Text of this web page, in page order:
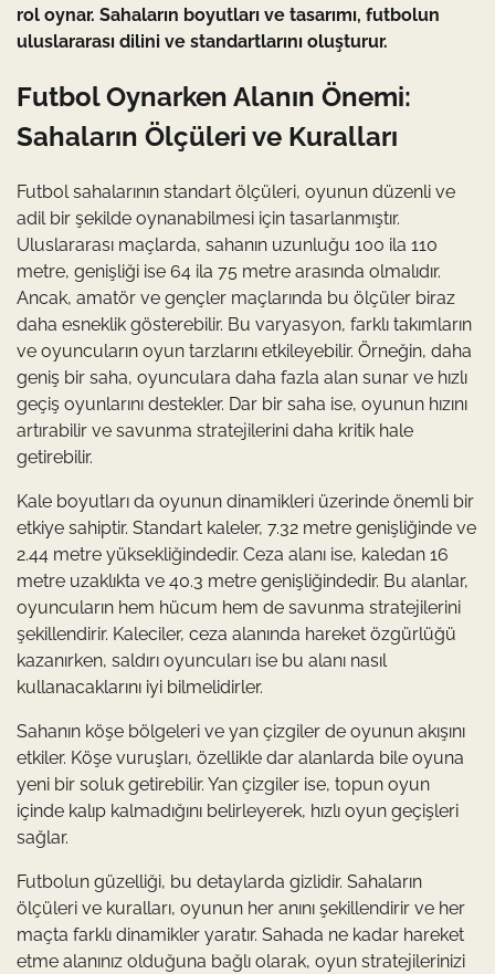
rol oynar. Sahaların boyutları ve tasarımı, futbolun
uluslararası dilini ve standartlarını oluşturur.
Futbol Oynarken Alanın Önemi:
Sahaların Ölçüleri ve Kuralları
Futbol sahalarının standart ölçüleri, oyunun düzenli ve
adil bir şekilde oynanabilmesi için tasarlanmıştır.
Uluslararası maçlarda, sahanın uzunluğu 100 ila 110
metre, genişliği ise 64 ila 75 metre arasında olmalıdır.
Ancak, amatör ve gençler maçlarında bu ölçüler biraz
daha esneklik gösterebilir. Bu varyasyon, farklı takımların
ve oyuncuların oyun tarzlarını etkileyebilir. Örneğin, daha
geniş bir saha, oyunculara daha fazla alan sunar ve hızlı
geçiş oyunlarını destekler. Dar bir saha ise, oyunun hızını
artırabilir ve savunma stratejilerini daha kritik hale
getirebilir.
Kale boyutları da oyunun dinamikleri üzerinde önemli bir
etkiye sahiptir. Standart kaleler, 7.32 metre genişliğinde ve
2.44 metre yüksekliğindedir. Ceza alanı ise, kaledan 16
metre uzaklıkta ve 40.3 metre genişliğindedir. Bu alanlar,
oyuncuların hem hücum hem de savunma stratejilerini
şekillendirir. Kaleciler, ceza alanında hareket özgürlüğü
kazanırken, saldırı oyuncuları ise bu alanı nasıl
kullanacaklarını iyi bilmelidirler.
Sahanın köşe bölgeleri ve yan çizgiler de oyunun akışını
etkiler. Köşe vuruşları, özellikle dar alanlarda bile oyuna
yeni bir soluk getirebilir. Yan çizgiler ise, topun oyun
içinde kalıp kalmadığını belirleyerek, hızlı oyun geçişleri
sağlar.
Futbolun güzelliği, bu detaylarda gizlidir. Sahaların
ölçüleri ve kuralları, oyunun her anını şekillendirir ve her
maçta farklı dinamikler yaratır. Sahada ne kadar hareket
etme alanınız olduğuna bağlı olarak, oyun stratejilerinizi